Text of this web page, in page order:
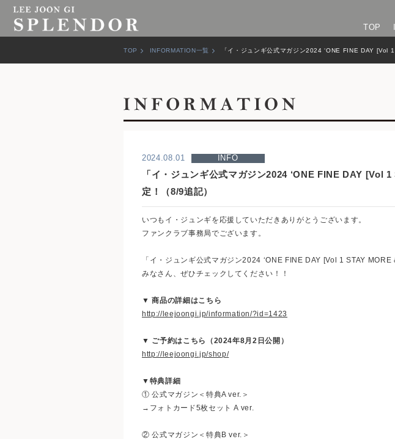
TOP
TOP INFORMATION一覧 「イ・ジュンギ公式マガジン2024 ‘ONE FINE DAY [Vol
2024.08.01 INFO
「イ・ジュンギ公式マガジン2024 ‘ONE FINE DAY [Vol
定！（8/9追記）
いつもイ・ジュンギを応援していただきありがとうございます。
ファンクラブ事務局でございます。
「イ・ジュンギ公式マガジン2024 ‘ONE FINE DAY [Vol 1 STAY
みなさん、ぜひチェックしてください！！
▼ 商品の詳細はこちら
http://leejoongi.jp/information/?id=1423
▼ ご予約はこちら（2024年8月2日公開）
http://leejoongi.jp/shop/
▼特典詳細
① 公式マガジン＜特典A ver.＞
→フォトカード5枚セット A ver.
② 公式マガジン＜特典B ver.＞